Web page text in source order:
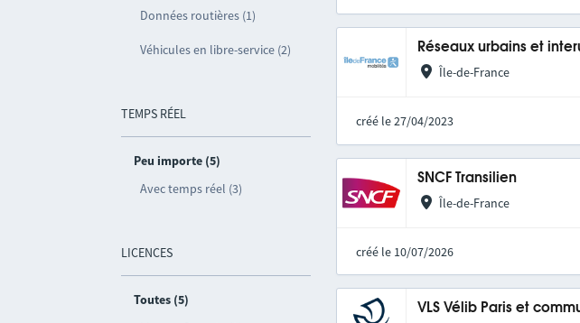
Données routières (1)
Véhicules en libre-service (2)
TEMPS RÉEL
Peu importe (5)
Avec temps réel (3)
LICENCES
Toutes (5)
Réseaux urbains et
Île-de-France
créé le 27/04/2023
SNCF Transilien
Île-de-France
créé le 10/07/2026
VLS Vélib Paris et